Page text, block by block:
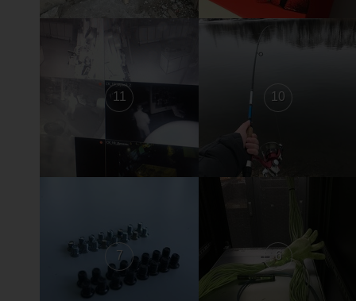
11 10
7 6